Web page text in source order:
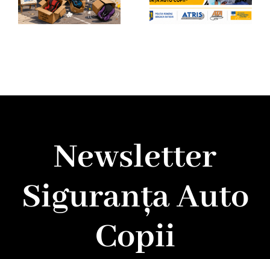
Newsletter
Siguranța Auto
Copii